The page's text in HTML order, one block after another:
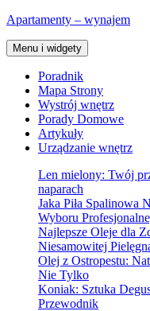
Przejdź
treści
Apartamenty – wynajem
Menu i widgety
Poradnik
Mapa Strony
Wystrój wnętrz
Porady Domowe
Artykuły
Urządzanie wnętrz
Len mielony: Twój
naparach
Jaka Piła Spalinowa
Wyboru
Najlepsze Oleje dla
Niesamowitej
Olej z Ostropestu:
Nie Tylko
Koniak: Sztuka
Przewodnik